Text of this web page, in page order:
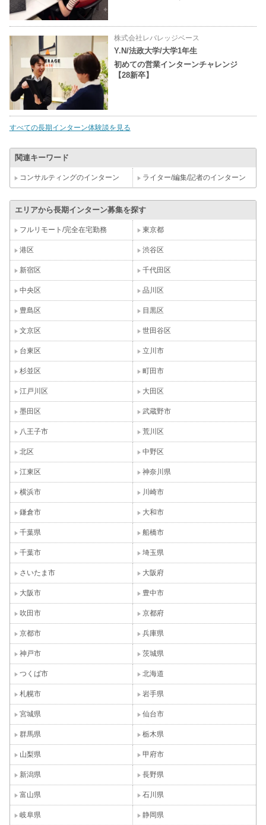
株式会社レバレッジベース
Y.N/法政大学/大学1年生
初めての営業インターンチャレンジ
【28新卒】
すべての長期インターン体験談を見る
関連キーワード
コンサルティングのインターン ライター/編集/記者のインターン
エリアから長期インターン募集を探す
フルリモート/完全在宅勤務 東京都
港区 渋谷区
新宿区 千代田区
中央区 品川区
豊島区 目黒区
文京区 世田谷区
台東区 立川市
杉並区 町田市
江戸川区 大田区
墨田区 武蔵野市
八王子市 荒川区
北区 中野区
江東区 神奈川県
横浜市 川崎市
鎌倉市 大和市
千葉県 船橋市
千葉市 埼玉県
さいたま市 大阪府
大阪市 豊中市
吹田市 京都府
京都市 兵庫県
神戸市 茨城県
つくば市 北海道
札幌市 岩手県
宮城県 仙台市
群馬県 栃木県
山梨県 甲府市
新潟県 長野県
富山県 石川県
岐阜県 静岡県